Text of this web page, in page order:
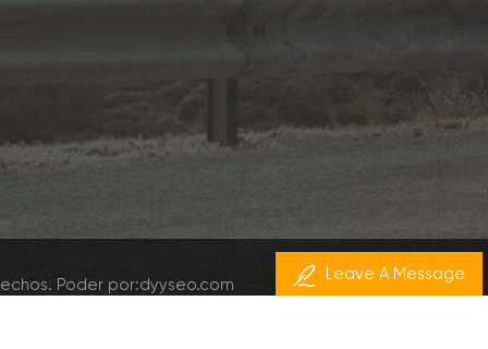
Poder por:dyyseo.com
Leave A Message